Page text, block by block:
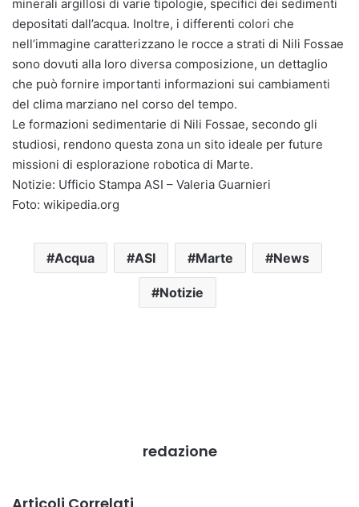
minerali argillosi di varie tipologie, specifici dei sedimenti
depositati dall’acqua. Inoltre, i differenti colori che
nell’immagine caratterizzano le rocce a strati di Nili Fossae
sono dovuti alla loro diversa composizione, un dettaglio
che può fornire importanti informazioni sui cambiamenti
del clima marziano nel corso del tempo.
Le formazioni sedimentarie di Nili Fossae, secondo gli
studiosi, rendono questa zona un sito ideale per future
missioni di esplorazione robotica di Marte.
Notizie: Ufficio Stampa ASI – Valeria Guarnieri
Foto: wikipedia.org
Acqua ASI Marte News
Notizie
redazione
Articoli Correlati